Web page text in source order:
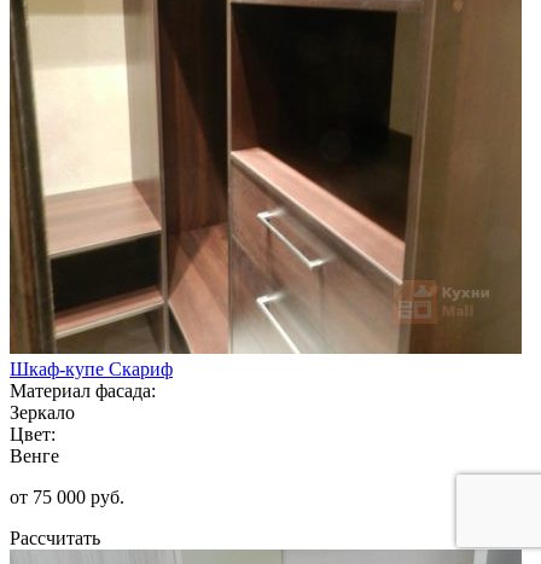
Шкаф-купе Скариф
Материал фасада:
Зеркало
Цвет:
Венге
от 75 000 руб.
Рассчитать